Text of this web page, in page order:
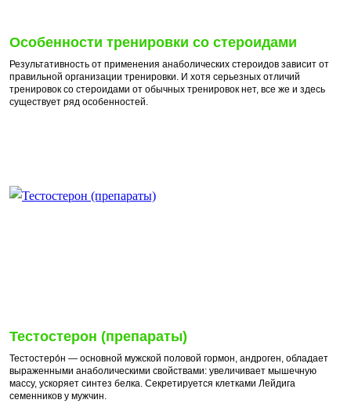
Особенности тренировки со стероидами
Результативность от применения анаболических стероидов зависит от
правильной организации тренировки. И хотя серьезных отличий
тренировок со стероидами от обычных тренировок нет, все же и здесь
существует ряд особенностей.
Тестостерон (препараты)
Тестостеро́н — основной мужской половой гормон, андроген, обладает
выраженными анаболическими свойствами: увеличивает мышечную
массу, ускоряет синтез белка. Секретируется клетками Лейдига
семенников у мужчин.